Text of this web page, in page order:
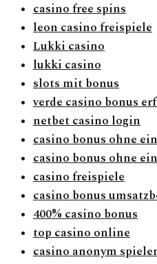
casino free spins
leon casino freispiele
Lukki casino
lukki casino
slots mit bonus
verde casino bonus
netbet casino login
casino bonus ohne
casino bonus ohne
casino freispiele
casino bonus
400% casino bonus
top casino online
casino anonym